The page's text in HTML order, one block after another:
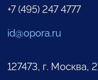
+7 (495) 247 4777
id@opora.ru
127473, г. Москва,